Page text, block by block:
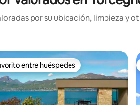
por su ubicación, limpieza y
entre huéspedes
entre huéspedes